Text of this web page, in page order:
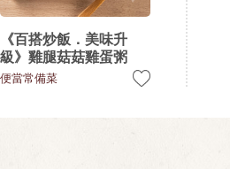
《百搭炒飯．美味升
級》雞腿菇菇雞蛋粥
便當常備菜